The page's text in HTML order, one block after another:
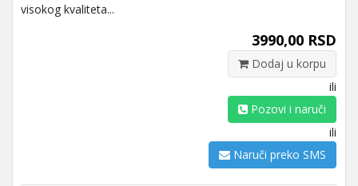
visokog kvaliteta...
3990,00 RSD
Dodaj u korpu
ili
Pozovi i naruči
ili
Naruči preko SMS